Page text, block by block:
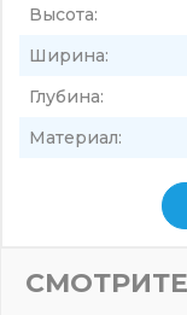
Высота:
Ширина:
Глубина:
Материал: